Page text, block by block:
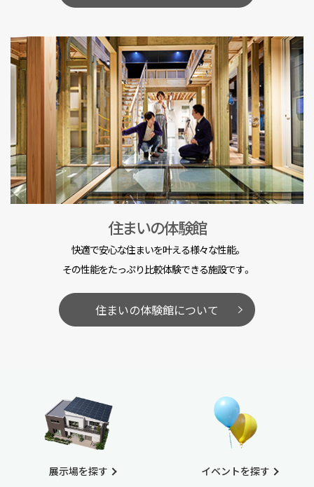
住まいの体験館
快適で安心な住まいを叶える様々な性能。
その性能をたっぷり比較体験できる施設です。
住まいの体験館について
展示場を探す イベントを探す